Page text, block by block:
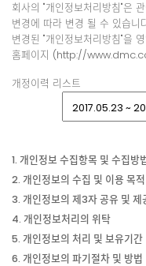
회사의 "개인정보처리방침"은
변경에 따라 변경 될 수 있습니
변경된 "개인정보처리방침"을
홈페이지 (http://
개정이력 리스트
1. 개인정보 수집항목 및 수집방
2. 개인정보의 수집 및 이용 목적
3. 개인정보의 제3자 공유 및 제
4. 개인정보처리의 위탁
5. 개인정보의 처리 및 보유기간
6. 개인정보의 파기절차 및 방법